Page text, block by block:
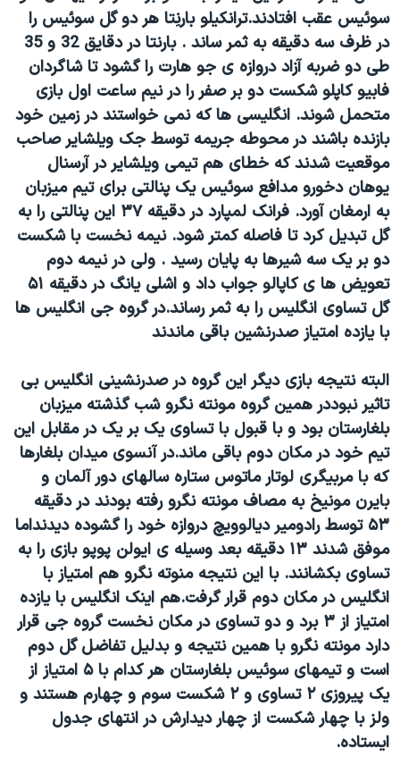
سوئیس عقب افتادند.ترانکیلو بارنِتا هر دو گل سوئیس را
در ظرف سه دقیقه به ثمر ساند .
بارنتا در دقایق 32 و 35
طی دو ضربه آزاد دروازه ی جو هارت را گشود تا شاگردان
فابیو کاپلو شکست دو بر صفر را در نیم ساعت اول بازی
متحمل شوند. انگلیسی ها که نمی خواستند در زمین خود
بازنده باشند در محوطه جریمه توسط جک ویلشایر صاحب
موقعیت شدند که خطای هم تیمی ویلشایر در آرسنال
یوهان دخورو مدافع سوئیس یک پنالتی برای تیم میزبان
به ارمغان آورد. فرانک لمپارد در دقیقه ۳۷ این پنالتی را به
گل تبدیل کرد تا فاصله کمتر شود. نیمه نخست با شکست
دو بر یک سه شیرها به پایان رسید . ولی در نیمه دوم
تعویض ها ی کاپالو جواب داد و اشلی یانگ در دقیقه ۵۱
گل تساوی انگلیس را به ثمر رساند.در گروه جی انگلیس ها
با یازده امتیاز صدرنشین باقی ماندند
البته نتیجه بازی دیگر این گروه در صدرنشینی انگلیس بی
تاثیر نبوددر همین گروه مونته نگرو شب گذشته میزبان
بلغارستان بود و با قبول با تساوی یک بر یک در مقابل این
تیم خود در مکان دوم باقی ماند.در آنسوی میدان بلغارها
که با مربیگری لوتار ماتوس ستاره سالهای دور آلمان و
بایرن مونیخ به مصاف مونته نگرو رفته بودند در دقیقه
۵۳ توسط رادومیر دیالوویچ دروازه خود را گشوده دیدند
اما
موفق شدند ۱۳ دقیقه بعد وسیله ی ایولن پوپو بازی را به
تساوی بکشانند. با این نتیجه منوته نگرو هم امتیاز با
انگلیس در مکان دوم قرار گرفت.هم اینک انگلیس با یازده
امتیاز از ۳ برد و دو تساوی در مکان نخست گروه جی قرار
دارد مونته نگرو با همین نتیجه و بدلیل تفاضل گل دوم
است و تیمهای سوئیس بلغارستان هر کدام با ۵ امتیاز از
یک پیروزی ۲ تساوی و ۲ شکست سوم و چهارم هستند و
ولز با چهار شکست از چهار دیدارش در انتهای جدول
ایستاده.